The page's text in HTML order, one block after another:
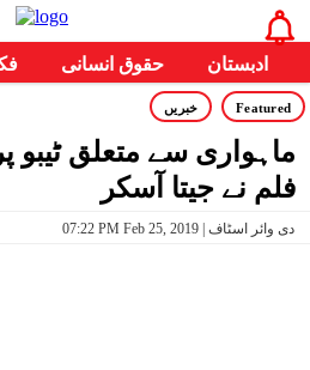
حقوق انسانی ادبستان
Featured خبریں
ماہواری سے متعلق ٹیبو
فلم نے جیتا آسکر
07:22 PM Feb 25, 2019 | دی وائر اسٹاف